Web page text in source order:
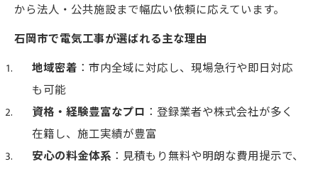
から法人・公共施設まで幅広い依頼に応えています。
石岡市で電気工事が選ばれる主な理由
地域密着 ：市内全域に対応し、現場急行や即日対応
も可能
資格・経験豊富なプロ ：登録業者や株式会社が多く
在籍し、施工実績が豊富
安心の料金体系 ：見積もり無料や明朗な費用提示で、